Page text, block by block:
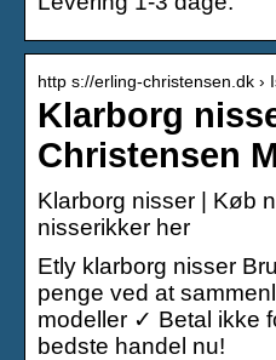
http s://erling-christensen.dk ›
Klarborg
Christensen
Klarborg nisser | Køb
nisserikker her
Etly klarborg nisser
penge ved at
modeller ✓ Betal ikke
bedste handel nu!